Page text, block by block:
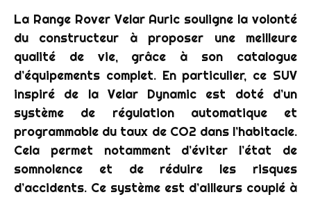
La Range Rover Velar Auric souligne la volonté
du constructeur à proposer une meilleure
qualité de vie, grâce à son catalogue
d’équipements complet. En particulier, ce SUV
inspiré de la Velar Dynamic est doté d’un
système de régulation automatique et
programmable du taux de CO2 dans l’habitacle.
Cela permet notamment d’éviter l’état de
somnolence et de réduire les risques
d’accidents. Ce système est d’ailleurs couplé à